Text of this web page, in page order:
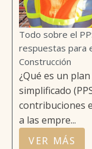
Todo sobre el
respuestas para
Construcción
¿Qué es un
simplificado
contribuciones
a las empre...
VER MÁS